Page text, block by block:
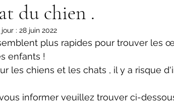
du chien .
: 28 juin 2022
plus rapides pour trouver les
enfants !
pour les chiens et les chats ,
informer veuillez trouver ci-